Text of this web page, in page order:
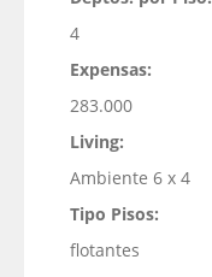
4
Expensas:
283.000
Living:
Ambiente 6 x 4
Tipo Pisos:
flotantes